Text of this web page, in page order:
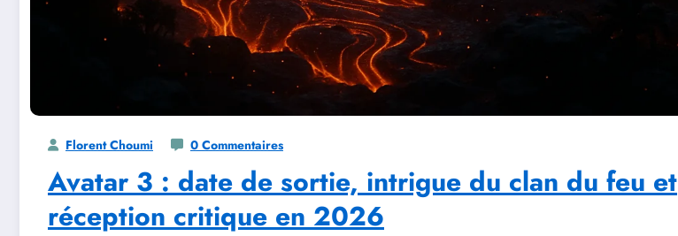
Florent Choumi 0 Commentaires
Avatar 3 : date de sortie, intrigue du clan du feu et
réception critique en 2026